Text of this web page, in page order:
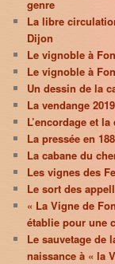
genre
La libre
Dijon
Le vignoble à
Le vignoble à
Un dessin de la
La vendange
L’encordage et
La pressée en
La cabane du
Les vignes des
Le sort des
« La Vigne de
établie pour une
Le sauvetage de
naissance à « la